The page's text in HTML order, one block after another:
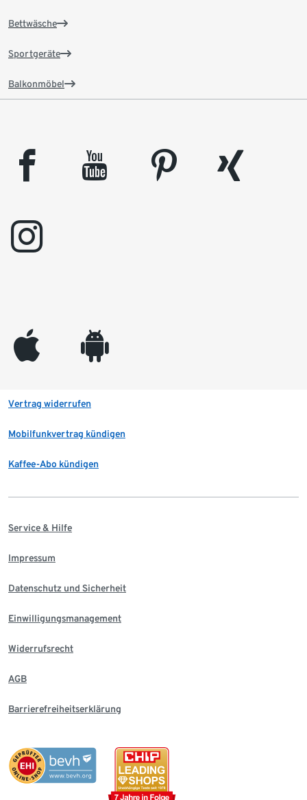
Bettwäsche
Sportgeräte
Balkonmöbel
facebook youtube pinterest
xing
instagram
appleinc android
Vertrag widerrufen
Mobilfunkvertrag kündigen
Kaffee-Abo kündigen
Service & Hilfe
Impressum
Datenschutz und Sicherheit
Einwilligungsmanagement
Widerrufsrecht
AGB
Barrierefreiheitserklärung